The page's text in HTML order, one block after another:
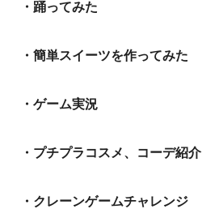
・踊ってみた
・簡単スイーツを作ってみた
・ゲーム実況
・プチプラコスメ、コーデ紹介
・クレーンゲームチャレンジ